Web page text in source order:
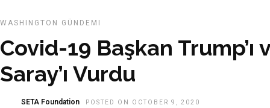
WASHINGTON GÜNDEMI
Covid-19 Başkan Trump’ı
Saray’ı Vurdu
SETA Foundation POSTED ON OCTOBER 9, 2020